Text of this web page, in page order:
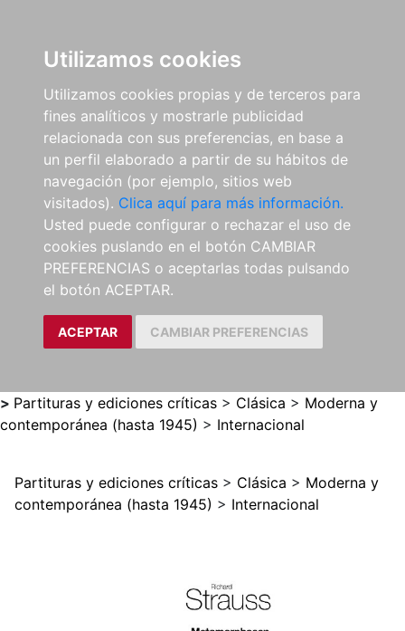
Utilizamos cookies
Utilizamos cookies propias y de terceros para
fines analíticos y mostrarle publicidad
relacionada con sus preferencias, en base a
un perfil elaborado a partir de su hábitos de
navegación (por ejemplo, sitios web
visitados). Clica aquí para más información.
Usted puede configurar o rechazar el uso de
cookies puslando en el botón CAMBIAR
PREFERENCIAS o aceptarlas todas pulsando
el botón ACEPTAR.
ACEPTAR CAMBIAR PREFERENCIAS
> Partituras y ediciones críticas > Clásica > Moderna y
contemporánea (hasta 1945) > Internacional
Partituras y ediciones críticas > Clásica > Moderna y
contemporánea (hasta 1945) > Internacional